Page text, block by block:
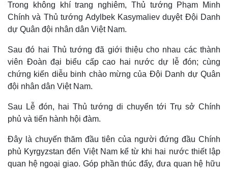
Trong không khí trang nghiêm, Thủ tướng Phạm Minh
Chính và Thủ tướng Adylbek Kasymaliev duyệt Đội Danh
dự Quân đội nhân dân Việt Nam.
Sau đó hai Thủ tướng đã giới thiệu cho nhau các thành
viên Đoàn đại biểu cấp cao hai nước dự lễ đón; cùng
chứng kiến diễu binh chào mừng của Đội Danh dự Quân
đội nhân dân Việt Nam.
Sau Lễ đón, hai Thủ tướng di chuyển tới Trụ sở Chính
phủ và tiến hành hội đàm.
Đây là chuyến thăm đầu tiên của người đứng đầu Chính
phủ Kyrgyzstan đến Việt Nam kể từ khi hai nước thiết lập
quan hệ ngoại giao. Góp phần thúc đẩy, đưa quan hệ hữu